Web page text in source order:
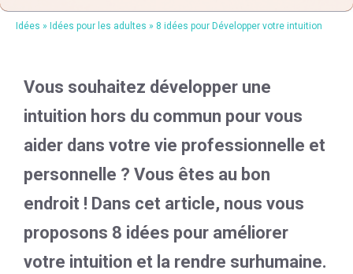
Idées » Idées pour les adultes » 8 idées pour Développer votre intuition
Vous souhaitez développer une
intuition hors du commun pour vous
aider dans votre vie professionnelle et
personnelle ? Vous êtes au bon
endroit ! Dans cet article, nous vous
proposons 8 idées pour améliorer
votre intuition et la rendre surhumaine.